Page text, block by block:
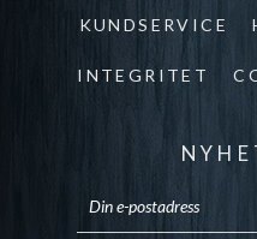
KUNDSERVICE
INTEGRITET